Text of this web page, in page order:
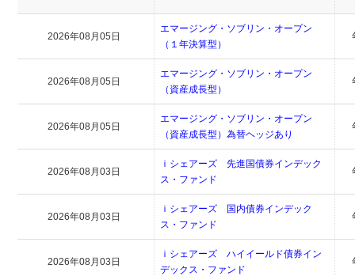
2026年08月05日
エマージング・ソブリン・オープン
（１年決算型）
2026年08月05日
エマージング・ソブリン・オープン
（資産成長型）
2026年08月05日
エマージング・ソブリン・オープン
（資産成長型）為替ヘッジあり
2026年08月03日
ｉシェアーズ 先進国債券インデック
ス・ファンド
2026年08月03日
ｉシェアーズ 国内債券インデック
ス・ファンド
2026年08月03日
ｉシェアーズ ハイイールド債券イン
デックス・ファンド